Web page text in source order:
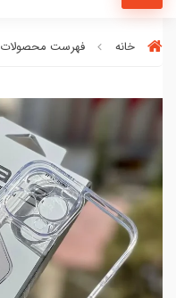
خانه فهرست محصولات